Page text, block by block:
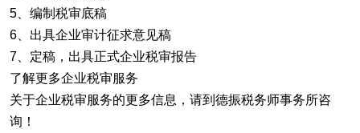
5、编制税审底稿
6、出具企业审计征求意见稿
7、定稿，出具正式企业税审报告
了解更多企业税审服务
关于企业税审服务的更多信息，请到德振税务师事务所咨
询！